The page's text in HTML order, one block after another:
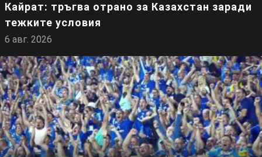
Кайрат: тръгва отрано за Казахстан заради
тежките условия
6 авг. 2026